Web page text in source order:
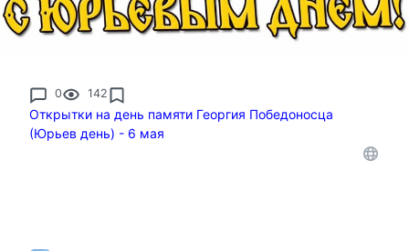
0 142
Открытки на день памяти Георгия Победоносца
(Юрьев день) - 6 мая